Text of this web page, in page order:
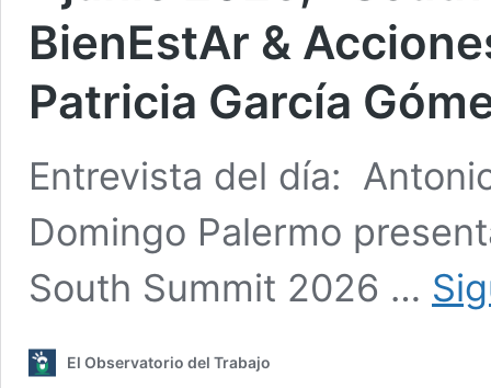
BienEstAr &
Patricia García
Entrevista del día:
Domingo Palermo
South Summit 2026 …
El Observatorio del Trabajo